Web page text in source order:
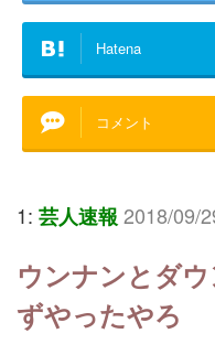
Hatena
コメント
1: 芸人速報 2018/09/
ウンナンとダ
ずやったやろ